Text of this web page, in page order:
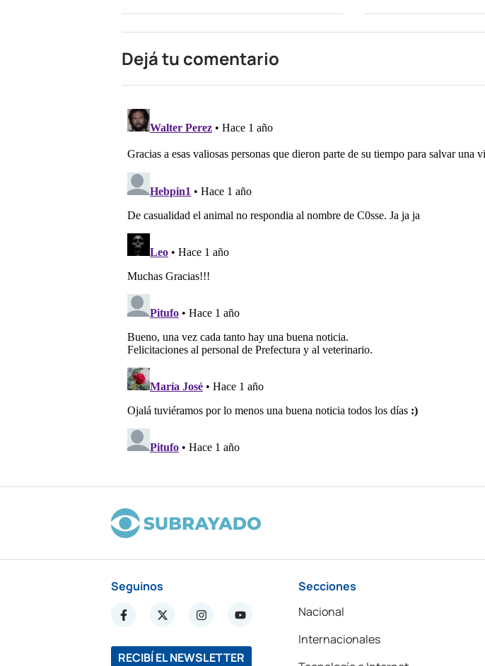
Dejá tu comentario
Seguinos
RECIBÍ EL NEWSLETTER
Secciones
Nacional
Internacionales